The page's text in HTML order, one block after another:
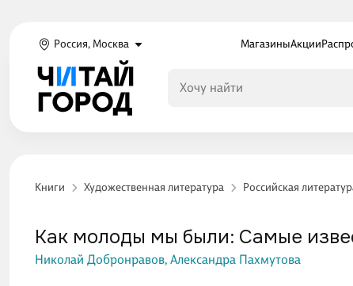
Россия, Москва МагазиныАкции
Книги Художественная литература Российская
Как молоды мы были: Самые
Николай Добронравов, Александра Пахмутова